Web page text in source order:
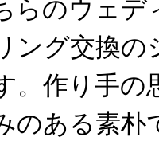
らのウェデ
ング交換の
。作り手の
のある素朴